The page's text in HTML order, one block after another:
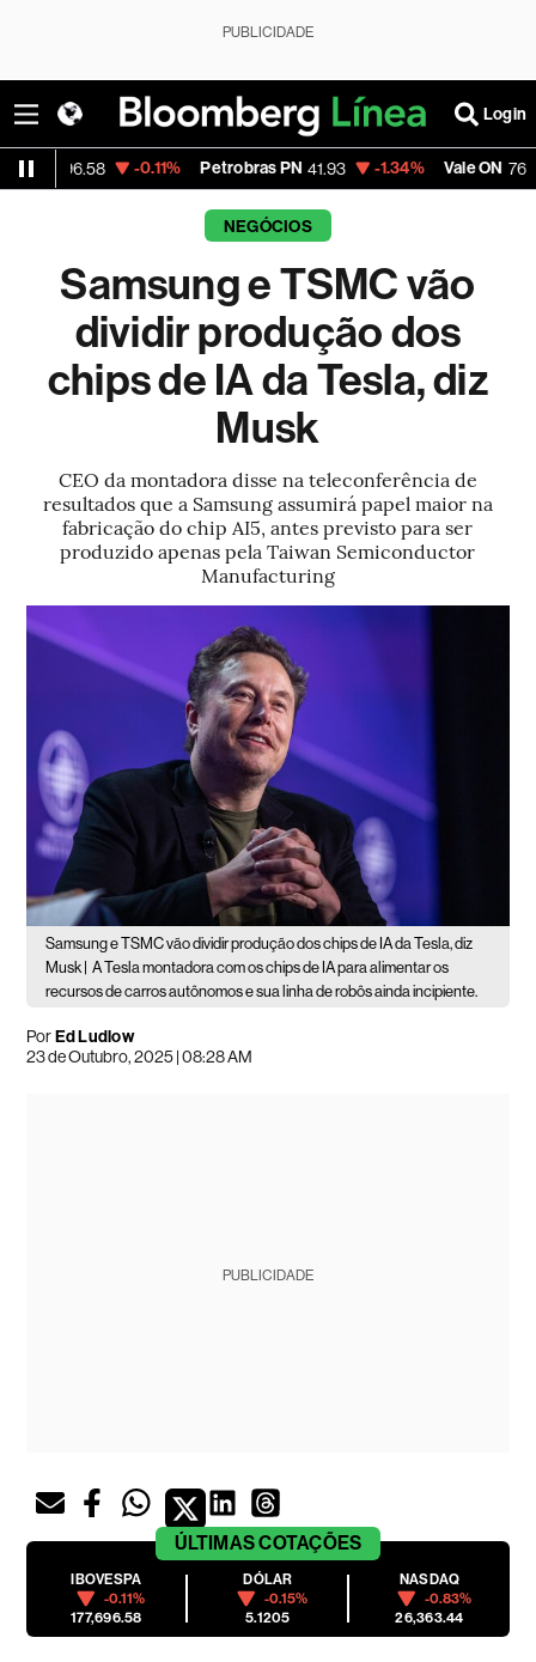
PUBLICIDADE
Login
-0.11% Petrobras PN 41.93 -1.34% Vale ON 76.66
NEGÓCIOS
Samsung e TSMC vão
dividir produção dos
chips de IA da Tesla, diz
Musk
CEO da montadora disse na teleconferência de
resultados que a Samsung assumirá papel maior na
fabricação do chip AI5, antes previsto para ser
produzido apenas pela Taiwan Semiconductor
Manufacturing
Samsung e TSMC vão dividir produção dos chips de IA da Tesla, diz
Musk |
A Tesla montadora com os chips de IA para alimentar os
recursos de carros autônomos e sua linha de robôs ainda incipiente.
PorEd Ludlow
23 de Outubro, 2025 | 08:28 AM
PUBLICIDADE
ÚLTIMASCOTAÇÕES
IBOVESPA
-0.11%
177,696.58
DÓLAR
-0.15%
5.1205
NASDAQ
-0.83%
26,363.44